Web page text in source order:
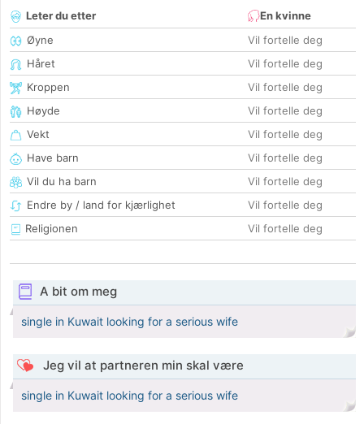
Leter du etter
En kvinne
Øyne
Vil fortelle deg
Håret
Vil fortelle deg
Kroppen
Vil fortelle deg
Høyde
Vil fortelle deg
Vekt
Vil fortelle deg
Have barn
Vil fortelle deg
Vil du ha barn
Vil fortelle deg
Endre by / land for kjærlighet
Vil fortelle deg
Religionen
Vil fortelle deg
A bit om meg
single in Kuwait looking for a serious wife
Jeg vil at partneren min skal være
single in Kuwait looking for a serious wife